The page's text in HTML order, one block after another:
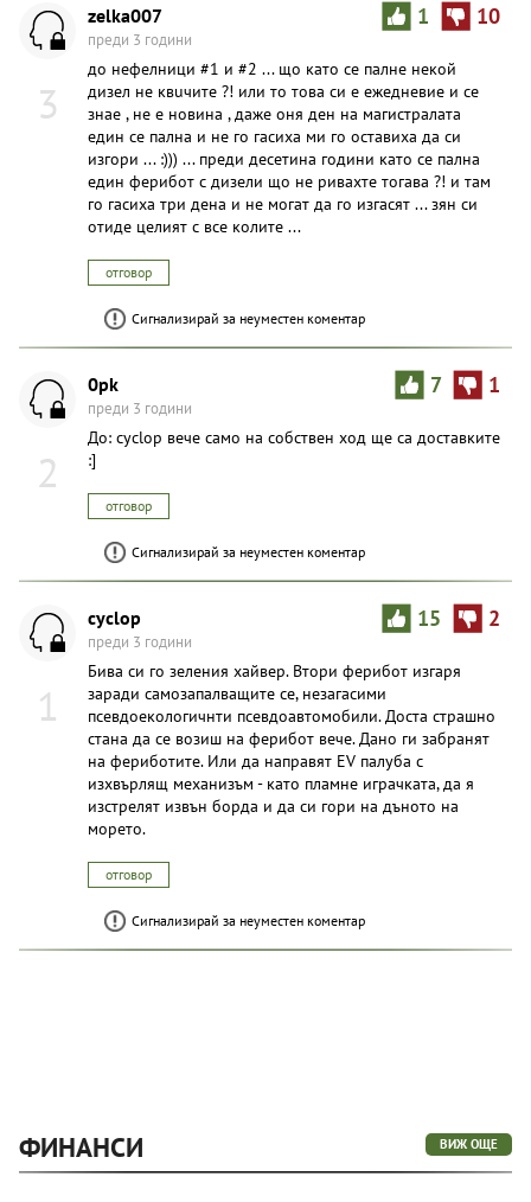
3
1 10
zelka007
преди 3 години
до нефелници #1 и #2 ... що като се палне некой
дизел не квuчите ?! или то това си е ежедневие и се
знае , не е новина , даже оня ден на магистралата
един се пална и не го гасиха ми го оставиха да си
изгори ... :))) ... преди десетина години като се пална
един ферибот с дизели що не ривахте тогава ?! и там
го гасиха три дена и не могат да го изгасят ... зян си
отиде целият с все колите ...
отговор
Сигнализирай за неуместен коментар
2
7 1
0pk
преди 3 години
До: cyclop вече само на собствен ход ще са доставките
:]
отговор
Сигнализирай за неуместен коментар
1
15 2
cyclop
преди 3 години
Бива си го зеления хайвер. Втори ферибот изгаря
заради самозапалващите се, незагасими
псевдоекологичнти псевдоавтомобили. Доста страшно
стана да се возиш на ферибот вече. Дано ги забранят
на фериботите. Или да направят EV палуба с
изхвърлящ механизъм - като пламне играчката, да я
изстрелят извън борда и да си гори на дъното на
морето.
отговор
Сигнализирай за неуместен коментар
ФИНАНСИ ВИЖ ОЩЕ